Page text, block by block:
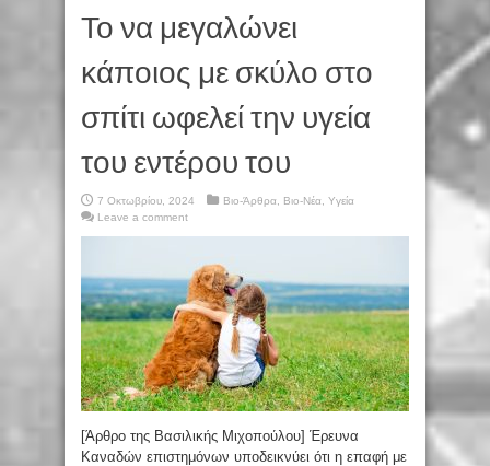
Το να μεγαλώνει
κάποιος με σκύλο στο
σπίτι ωφελεί την υγεία
του εντέρου του
7 Οκτωβρίου, 2024 Βιο-Άρθρα Βιο-Νέα Υγεία
Leave a comment
[Άρθρο της Βασιλικής Μιχοπούλου] Έρευνα
Καναδών επιστημόνων υποδεικνύει ότι η επαφή με